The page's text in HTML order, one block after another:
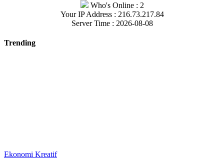
Who's Online : 2
Your IP Address : 216.73.217.84
Server Time : 2026-08-08
Trending
Ekonomi Kreatif